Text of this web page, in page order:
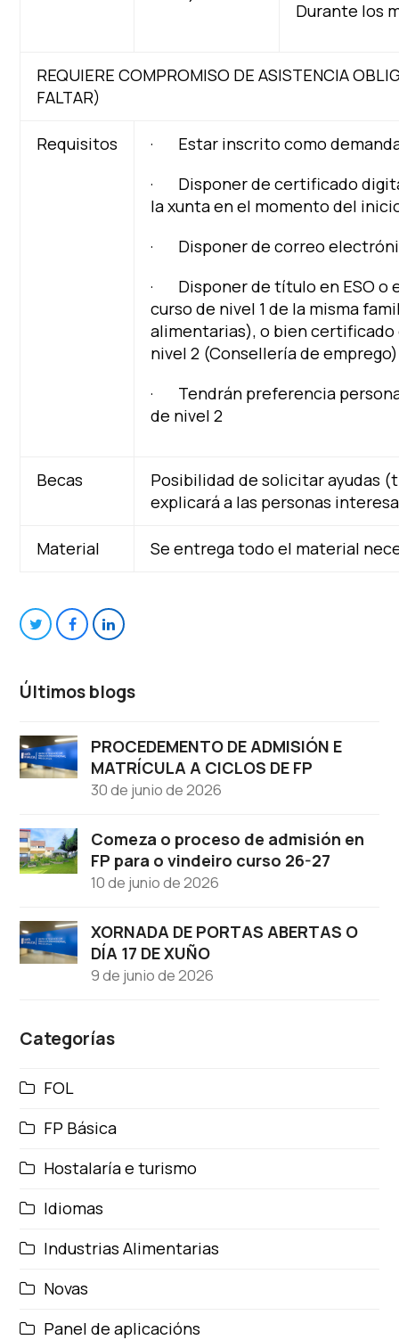
Durante los
REQUIERE COMPROMISO DE ASISTENCIA
FALTAR)
Requisitos
· Estar inscrito como
· Disponer de certificado
la xunta en el momento del
· Disponer de correo
· Disponer de título en ESO o
curso de nivel 1 de la misma
alimentarias), o bien
nivel 2 (Consellería de emprego)
· Tendrán preferencia
de nivel 2
Becas
Posibilidad de solicitar ayudas
explicará a las personas
Material Se entrega todo el material
Compartir
Twitter
Compartir
Facebook
Compartir
LinkedIn
Últimos blogs
PROCEDEMENTO DE ADMISIÓN E
MATRÍCULA A CICLOS DE FP
30 de junio de 2026
Comeza o proceso de admisión en
FP para o vindeiro curso 26-27
10 de junio de 2026
XORNADA DE PORTAS ABERTAS O
DÍA 17 DE XUÑO
9 de junio de 2026
Categorías
FOL
FP Básica
Hostalaría e turismo
Idiomas
Industrias Alimentarias
Novas
Panel de aplicacións